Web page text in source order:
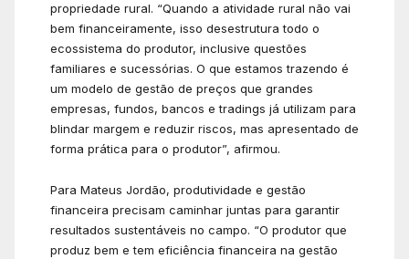
propriedade rural. “Quando a atividade rural não vai
bem financeiramente, isso desestrutura todo o
ecossistema do produtor, inclusive questões
familiares e sucessórias. O que estamos trazendo é
um modelo de gestão de preços que grandes
empresas, fundos, bancos e tradings já utilizam para
blindar margem e reduzir riscos, mas apresentado de
forma prática para o produtor”, afirmou.
Para Mateus Jordão, produtividade e gestão
financeira precisam caminhar juntas para garantir
resultados sustentáveis no campo. “O produtor que
produz bem e tem eficiência financeira na gestão